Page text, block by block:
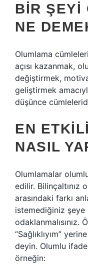
BIR ŞEYI
NE
Olumlama
açısı kazanmak,
değiştirmek,
geliştirmek
düşünce
EN
NASIL
Olumlamalar
edilir. Bilinçaltınız
arasındaki farkı
istemediğiniz
odaklanmalısınız.
“Sağlıklıyım”
deyin. Olumlu
örneğin: